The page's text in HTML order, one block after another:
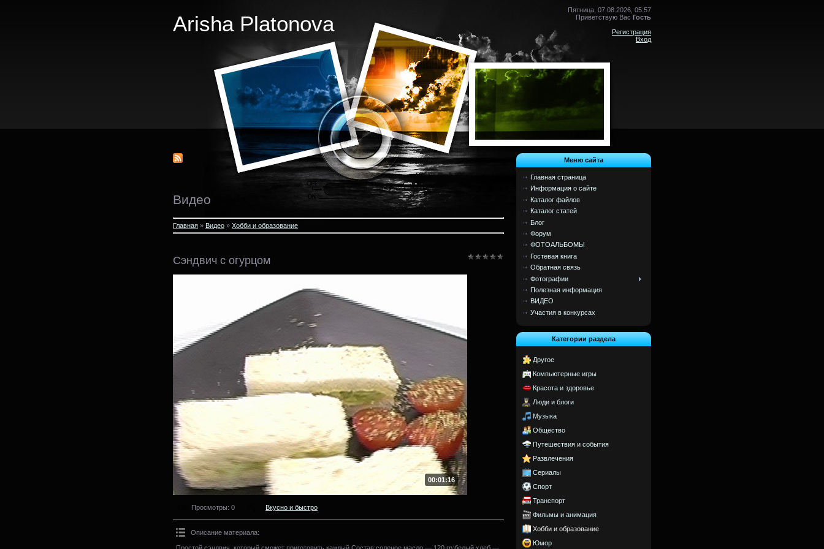
Arisha Platonova
Пятница, 07.08.2026, 05:57
Приветствую Вас Гость
Регистрация
Вход
Видео
Главная » Видео » Хобби и образование
Сэндвич с огурцом
00:01:16
Просмотры: 0 Вкусно и быстро
Описание материала:
Простой сэндвич, который сможет приготовить каждый.Состав:соленое масло — 120 гр;белый хлеб —
Меню сайта
Главная страница
Информация о сайте
Каталог файлов
Каталог статей
Блог
Форум
ФОТОАЛЬБОМЫ
Гостевая книга
Обратная связь
Фотографии
Полезная информация
ВИДЕО
Участия в конкурсах
Категории раздела
Другое
Компьютерные игры
Красота и здоровье
Люди и блоги
Музыка
Общество
Путешествия и события
Развлечения
Сериалы
Спорт
Транспорт
Фильмы и анимация
Хобби и образование
Юмор